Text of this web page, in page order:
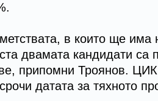
в които ще има
двамата кандидати са
припомни Троянов.
датата за тяхното